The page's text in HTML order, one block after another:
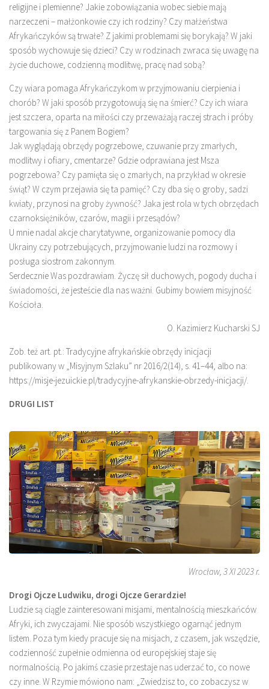
religijne i plemienne? Jakie zobowiązania wobec siebie mają
narzeczeni – małżonkowie czy ich rodziny? Czy małżeństwa
Afrykańczyków są trwałe? Z jakimi problemami się borykają? W jaki
sposób wychowuje się dzieci? Czy w rodzinach zwraca się uwagę na
życie duchowe, codzienną modlitwę, pracę nad sobą?
Czy wiara pomaga Afrykańczykom w przyjmowaniu cierpienia i
chorób? W jaki sposób przygotowują się na śmierć? Czy ich wiara
jest szczera, oparta na miłości czy przeważają raczej strach i próby
targowania się z Panem Bogiem?
Jak wyglądają obrzędy pogrzebowe, czuwanie przy zmarłych,
modlitwy i ofiary, cmentarze? Gdzie odprawiana jest Msza
pogrzebowa? Czy pamięta się o zmarłych, na przykład w okresie
świąt? W czym przejawia się ta pamięć? Czy dba się o groby, sadzi
kwiaty, przynosi na groby żywność? Jaka jest rola w tych obrzędach
czarnoksiężników, czarów, magii i przesądów?
U mnie nadal akcje charytatywne, organizowanie pomocy dla
Ukrainy czy potrzebujących, przyjmowanie ludzi na rozmowy i
posługa siostrom zakonnym.
Serdecznie Was pozdrawiam. Życzę sił duchowych, pogody ducha i
świadomości, że jesteście dla nas ważni. Gubimy bowiem misyjność
Kościoła.
O. Kazimierz Kucharski SJ
Zob. też art. pt.: Tradycyjne afrykańskie obrzędy inicjacji
publikowany w „Misyjnym Szlaku” nr 2016/2(14), s. 41–44, albo na:
https://misje-jezuickie.pl/tradycyjne-afrykanskie-obrzedy-inicjacji/.
DRUGI LIST
Wrocław, 3 XI 2023 r.
Drogi Ojcze Ludwiku, drogi Ojcze Gerardzie!
Ludzie są ciągle zainteresowani misjami, mentalnością mieszkańców
Afryki, ich zwyczajami. Nie sposób wszystkiego ogarnąć jednym
listem. Poza tym kiedy pracuje się na misjach, z czasem, jak wszędzie,
codzienność zupełnie odmienna od europejskiej staje się
normalnością. Po jakimś czasie przestaje nas uderzać to, co nowe
czy inne. W Rzymie mówiono nam: „Zwiedzisz to, co zobaczysz w